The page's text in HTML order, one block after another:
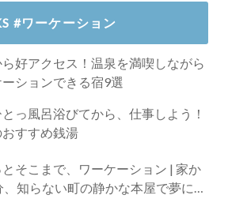
#ワーケーション
好アクセス！温泉を満喫しながら
ーションできる宿9選
っ風呂浴びてから、仕事しよう！
すすめ銭湯
そこまで、ワーケーション | 家か
、知らない町の静かな本屋で夢に近